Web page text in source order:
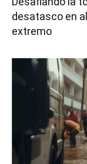
desatasco en
extremo